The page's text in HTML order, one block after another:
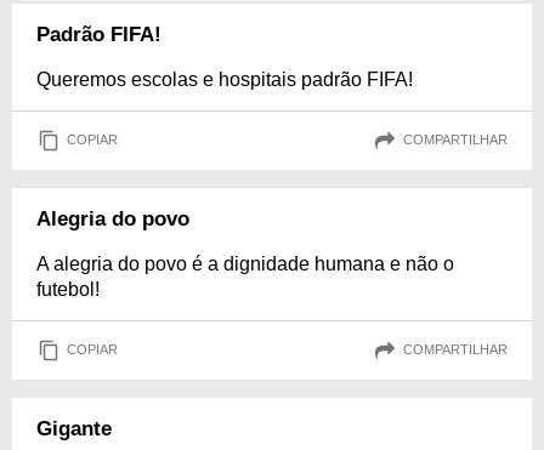
Padrão FIFA!
Queremos escolas e hospitais padrão FIFA!
COPIAR COMPARTILHAR
Alegria do povo
A alegria do povo é a dignidade humana e não o
futebol!
COPIAR COMPARTILHAR
Gigante